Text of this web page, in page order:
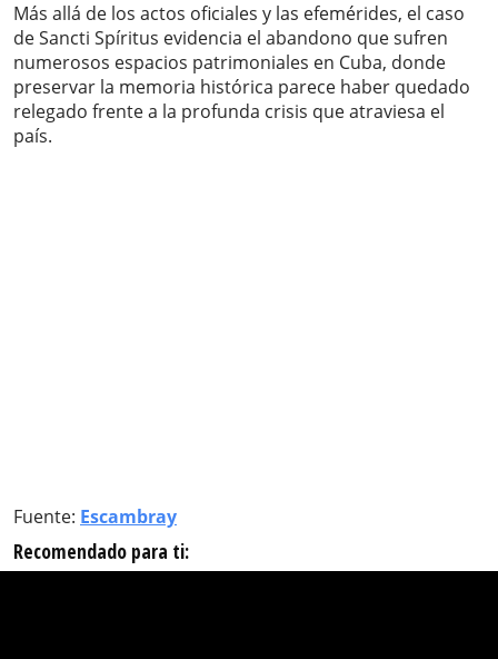
Más allá de los actos oficiales y las efemérides, el caso
de Sancti Spíritus evidencia el abandono que sufren
numerosos espacios patrimoniales en Cuba, donde
preservar la memoria histórica parece haber quedado
relegado frente a la profunda crisis que atraviesa el
país.
Fuente: Escambray
Recomendado para ti: